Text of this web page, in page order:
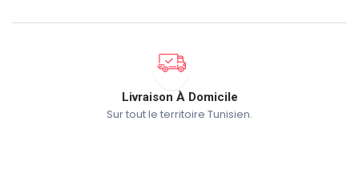
Livraison À Domicile
Sur tout le territoire Tunisien.